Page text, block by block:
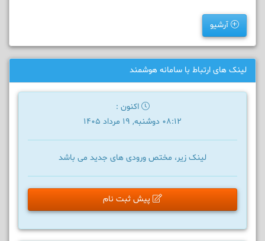
آرشیو
لینک های ارتباط با سامانه هوشمند
اکنون :
08:12 دوشنبه, 19 مرداد 1405
لینک زیر، مختص ورودی های جدید می باشد
پیش ثبت نام